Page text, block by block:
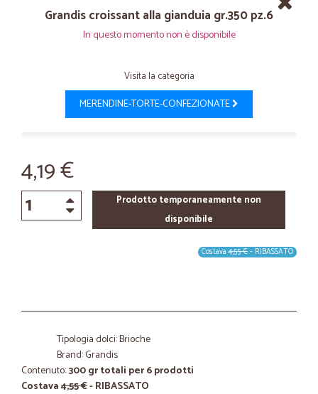
Grandis croissant alla gianduia gr.350 pz.6
In questo momento non è disponibile
Visita la categoria
MERENDINE-TORTE-CONFEZIONATE
4,19 €
Prodotto temporaneamente non
disponibile
Costava4,55 €- RIBASSATO
Tipologia dolci: Brioche
Brand: Grandis
Contenuto:300 gr totali per 6 prodotti
Costava4,55 €- RIBASSATO